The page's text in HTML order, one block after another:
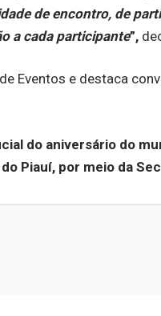
de encontro, de
a cada participante”,
do aniversário do
Piauí, por meio da